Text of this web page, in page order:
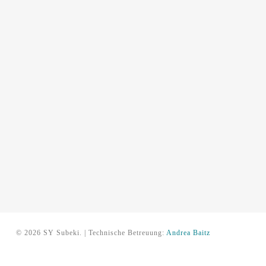
© 2026 SY Subeki. | Technische Betreuung: Andrea Baitz